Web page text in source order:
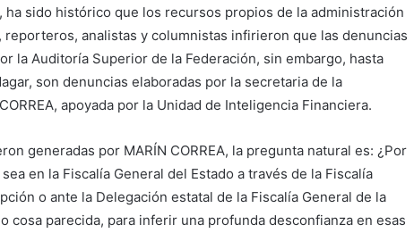
sido histórico que los recursos propios de la administración
reporteros, analistas y columnistas infirieron que las denuncias
la Auditoría Superior de la Federación, sin embargo, hasta
son denuncias elaboradas por la secretaria de la
apoyada por la Unidad de Inteligencia Financiera.
generadas por MARÍN CORREA, la pregunta natural es: ¿Por
en la Fiscalía General del Estado a través de la Fiscalía
o ante la Delegación estatal de la Fiscalía General de la
cosa parecida, para inferir una profunda desconfianza en esas